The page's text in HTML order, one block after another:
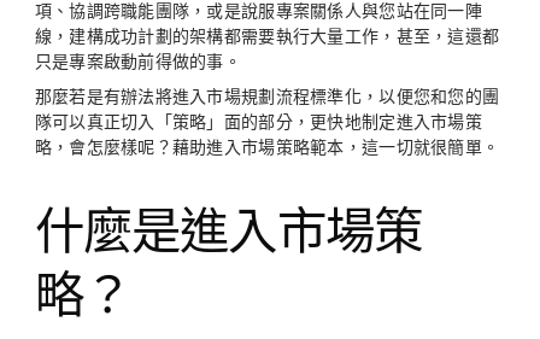
項、協調跨職能團隊，或是說服專案關係人與您站在同一陣
線，建構成功計劃的架構都需要執行大量工作，甚至，這還都
只是專案啟動前得做的事。
那麼若是有辦法將進入市場規劃流程標準化，以便您和您的團
隊可以真正切入「策略」面的部分，更快地制定進入市場策
略，會怎麼樣呢？藉助進入市場策略範本，這一切就很簡單。
什麼是進入市場策
略？